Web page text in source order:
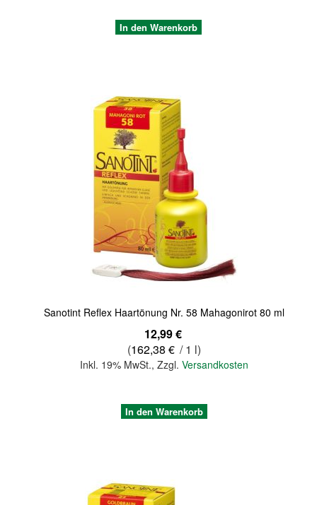
In den Warenkorb
Sanotint Reflex Haartönung Nr. 58 Mahagonirot 80 ml
12,99 €
(162,38 € / 1 l)
Inkl. 19% MwSt.,Zzgl.Versandkosten
In den Warenkorb